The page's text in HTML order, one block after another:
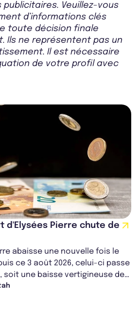
Veuillez-vous
d’informations clés
toute décision finale
Ils ne représentent pas un
Il est nécessaire
de votre profil avec
d'Elysées Pierre chute de
abaisse une nouvelle fois le
ce 3 août 2026, celui-ci passe
soit une baisse vertigineuse de